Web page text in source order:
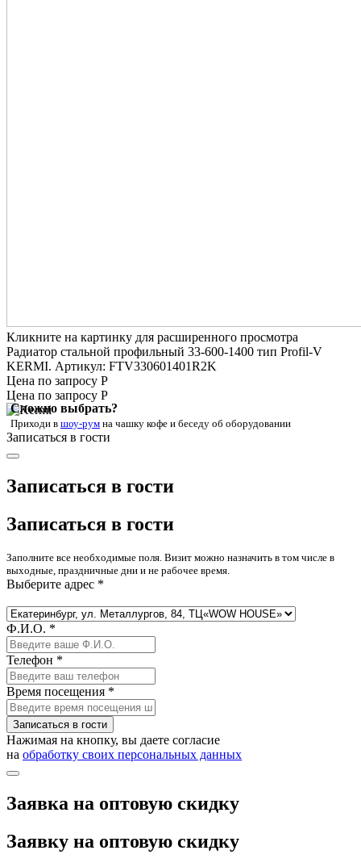
Кликните на картинку для расширенного просмотра
Радиатор стальной профильный 33-600-1400 тип Profil-V
KERMI. Артикул: FTV330601401R2K
Цена по запросу Р
Цена по запросу Р
Сложно выбрать?
Приходи в шоу-рум на чашку кофе и беседу об оборудовании
Записаться в гости
Записаться в гости
Записаться в гости
Заполните все необходимые поля. Визит можно назначить в том числе в
выходные, праздничные дни и не рабочее время.
Выберите адрес *
Ф.И.О. *
Телефон *
Время посещения *
Записаться в гости
Нажимая на кнопку, вы даете согласие
на обработку своих персональных данных
Заявка на оптовую скидку
Заявку на оптовую скидку